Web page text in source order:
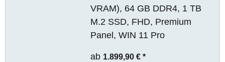
VRAM), 64 GB DDR4, 1 TB
M.2 SSD, FHD, Premium
Panel, WIN 11 Pro
ab 1.899,90 € *